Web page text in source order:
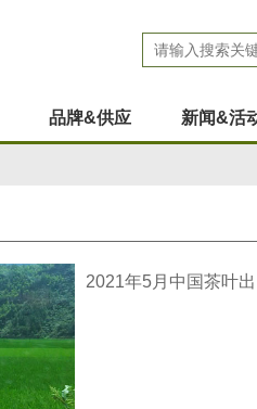
品牌&供应 新闻&活
2021年5月中国茶叶